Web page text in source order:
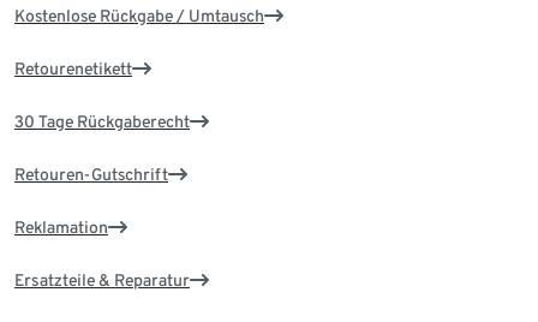
Kostenlose Rückgabe / Umtausch
Retourenetikett
30 Tage Rückgaberecht
Retouren-Gutschrift
Reklamation
Ersatzteile & Reparatur